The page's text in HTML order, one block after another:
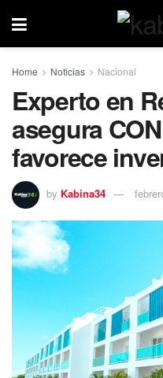
Home Noticias Nacional
Experto en
asegura
favorece
by Kabina34